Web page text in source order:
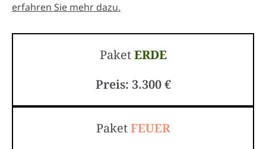
erfahren Sie mehr dazu.
PaketERDE
Preis: 3.300 €
PaketFEUER